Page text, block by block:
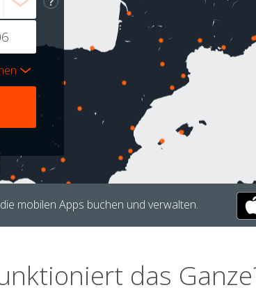
mobilen Apps buchen und verwalten.
das